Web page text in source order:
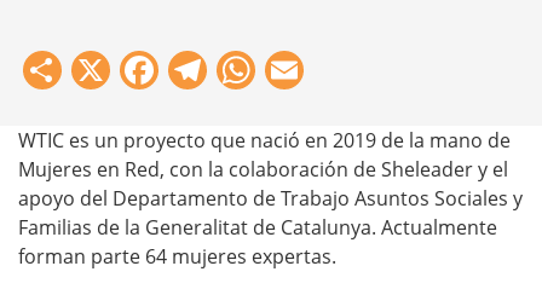
Share
X Facebook
Telegram
WhatsApp
WTIC es un proyecto que nació en 2019 de la mano de
Mujeres en Red, con la colaboración de Sheleader y el
apoyo del Departamento de Trabajo Asuntos Sociales y
Familias de la Generalitat de Catalunya. Actualmente
forman parte 64 mujeres expertas.